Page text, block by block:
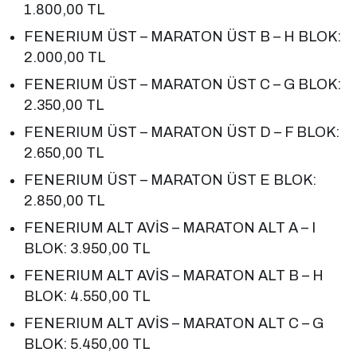
1.800,00 TL
FENERIUM ÜST – MARATON ÜST B – H BLOK:
2.000,00 TL
FENERIUM ÜST – MARATON ÜST C – G BLOK:
2.350,00 TL
FENERIUM ÜST – MARATON ÜST D – F BLOK:
2.650,00 TL
FENERIUM ÜST – MARATON ÜST E BLOK:
2.850,00 TL
FENERIUM ALT AVİS – MARATON ALT A – I
BLOK: 3.950,00 TL
FENERIUM ALT AVİS – MARATON ALT B – H
BLOK: 4.550,00 TL
FENERIUM ALT AVİS – MARATON ALT C – G
BLOK: 5.450,00 TL